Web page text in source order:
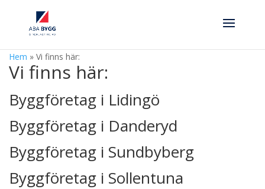
Hem » Vi finns här:
Vi finns här:
Byggföretag i Lidingö
Byggföretag i Danderyd
Byggföretag i Sundbyberg
Byggföretag i Sollentuna